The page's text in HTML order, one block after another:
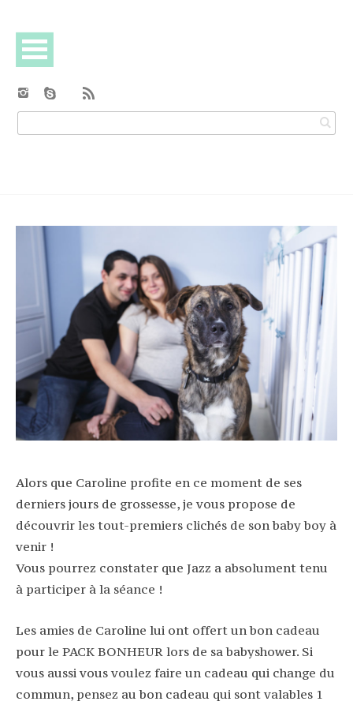
Alors que Caroline profite en ce moment de ses
derniers jours de grossesse, je vous propose de
découvrir les tout-premiers clichés de son baby boy à
venir !
Vous pourrez constater que Jazz a absolument tenu
à participer à la séance !
Les amies de Caroline lui ont offert un bon cadeau
pour le PACK BONHEUR lors de sa babyshower. Si
vous aussi vous voulez faire un cadeau qui change du
commun, pensez au bon cadeau qui sont valables 1